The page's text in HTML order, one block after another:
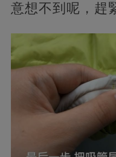
意想不到呢，趕